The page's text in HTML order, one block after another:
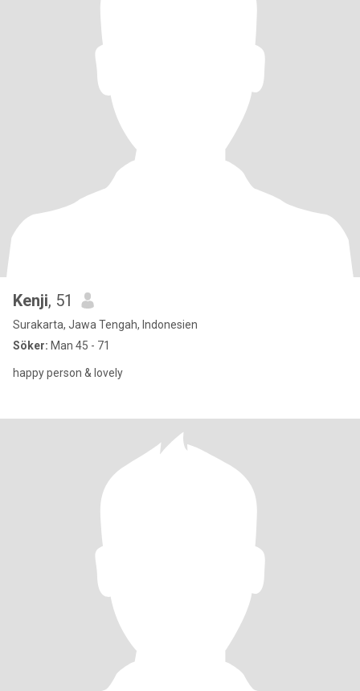
Kenji, 51
Surakarta, Jawa Tengah, Indonesien
Söker: Man 45 - 71
happy person & lovely